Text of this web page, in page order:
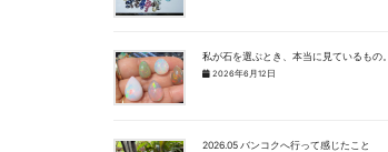
私が石を選ぶとき、本当に見ているもの。
2026年6月12日
2026.05 バンコクへ行って感じたこと